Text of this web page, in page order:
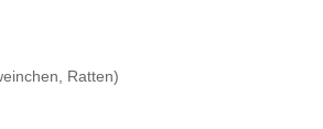
Ratten)